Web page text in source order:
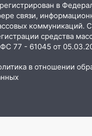
в
связи,
коммуникаций.
средства
77 - 61045 от
в отношении